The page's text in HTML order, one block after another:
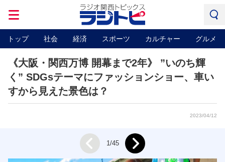
トップ 社会 経済 スポーツ カルチャー グルメ
《大阪・関西万博 開幕まで2年》 ”いのち輝
く” SDGsテーマにファッションショー、車い
すから見えた景色は？
2023/04/12
1/45